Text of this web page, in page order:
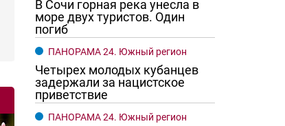
В Сочи горная река унесла в
море двух туристов. Один
погиб
ПАНОРАМА 24. Южный регион
Четырех молодых кубанцев
задержали за нацистское
приветствие
ПАНОРАМА 24. Южный регион